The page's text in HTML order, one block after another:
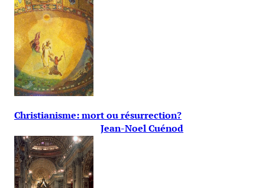
Christianisme: mort ou résurrection?
Jean-Noel Cuénod